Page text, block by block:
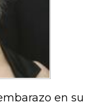
en su